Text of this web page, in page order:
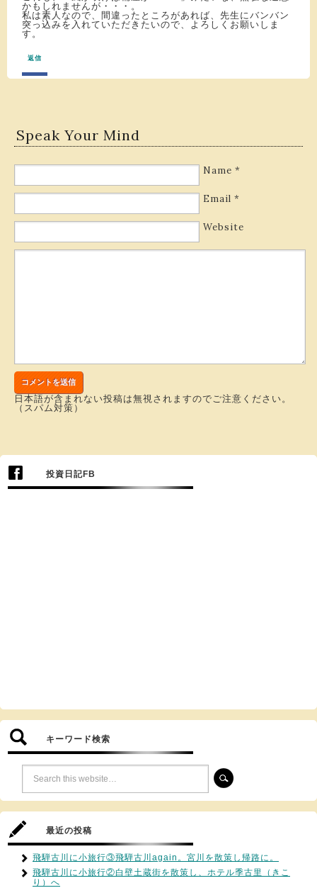
かもしれませんが・・・。
私は素人なので、間違ったところがあれば、先生にバンバン
突っ込みを入れていただきたいので、よろしくお願いしま
す。
返信
Speak Your Mind
Name *
Email *
Website
日本語が含まれない投稿は無視されますのでご注意ください。
（スパム対策）
投資日記FB
キーワード検索
最近の投稿
飛騨古川に小旅行③飛騨古川again。宮川を散策し帰路に。
飛騨古川に小旅行②白壁土蔵街を散策し、ホテル季古里（きこ
り）へ